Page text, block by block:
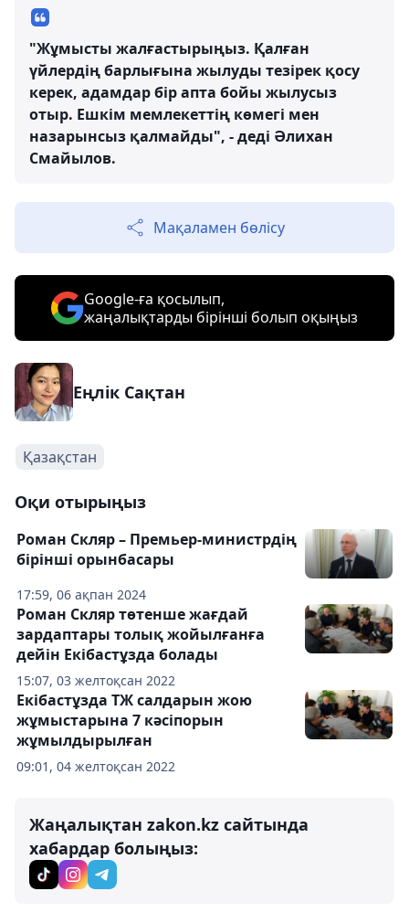
"Жұмысты жалғастырыңыз. Қалған
үйлердің барлығына жылуды тезірек қосу
керек, адамдар бір апта бойы жылусыз
отыр. Ешкім мемлекеттің көмегі мен
назарынсыз қалмайды", - деді Әлихан
Смайылов.
Мақаламен бөлісу
Google-ға қосылып,
жаңалықтарды бірінші болып оқыңыз
Еңлік Сақтан
Қазақстан
Оқи отырыңыз
17:59, 06 ақпан 2024
Роман Скляр – Премьер-министрдің
бірінші орынбасары
15:07, 03 желтоқсан 2022
Роман Скляр төтенше жағдай
зардаптары толық жойылғанға
дейін Екібастұзда болады
09:01, 04 желтоқсан 2022
Екібастұзда ТЖ салдарын жою
жұмыстарына 7 кәсіпорын
жұмылдырылған
Жаңалықтан zakon.kz сайтында
хабардар болыңыз: